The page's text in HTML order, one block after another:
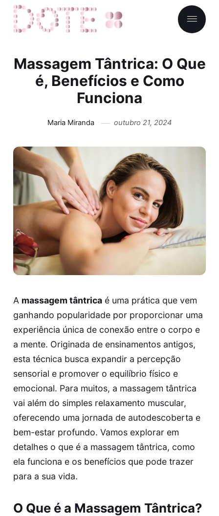
Massagem Tântrica: O Que
é, Benefícios e Como
Funciona
Maria Miranda outubro 21, 2024
A massagem tântricaé uma prática que vem
ganhando popularidade por proporcionar uma
experiência única de conexão entre o corpo e
a mente. Originada de ensinamentos antigos,
esta técnica busca expandir a percepção
sensorial e promover o equilíbrio físico e
emocional. Para muitos, a massagem tântrica
vai além do simples relaxamento muscular,
oferecendo uma jornada de autodescoberta e
bem-estar profundo. Vamos explorar em
detalhes o que é a massagem tântrica, como
ela funciona e os benefícios que pode trazer
para a sua vida.
O Que é a Massagem Tântrica?